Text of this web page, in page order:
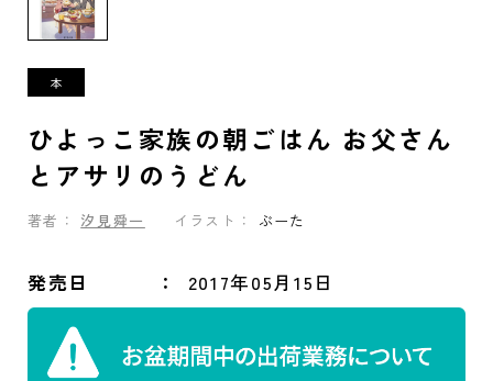
ひよっこ家族の朝ごはん お父さん
とアサリのうどん
著者： 汐見舜一 イラスト： ぶーた
発売日 2017年05月15日